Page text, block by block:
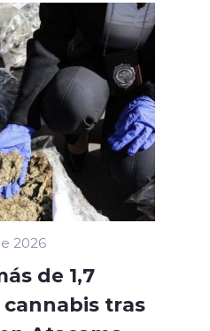
2026
de 1,7
tras